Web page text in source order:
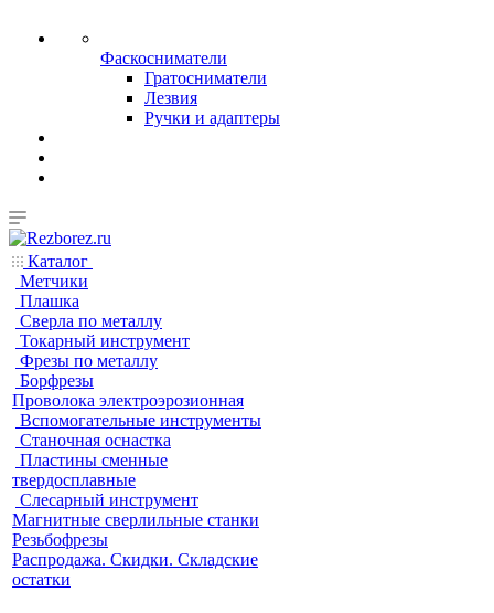
Фаскосниматели
Гратосниматели
Лезвия
Ручки и адаптеры
Каталог
Метчики
Плашка
Сверла по металлу
Токарный инструмент
Фрезы по металлу
Борфрезы
Проволока электроэрозионная
Вспомогательные инструменты
Станочная оснастка
Пластины сменные
твердосплавные
Слесарный инструмент
Магнитные сверлильные станки
Резьбофрезы
Распродажа. Скидки. Складские
остатки